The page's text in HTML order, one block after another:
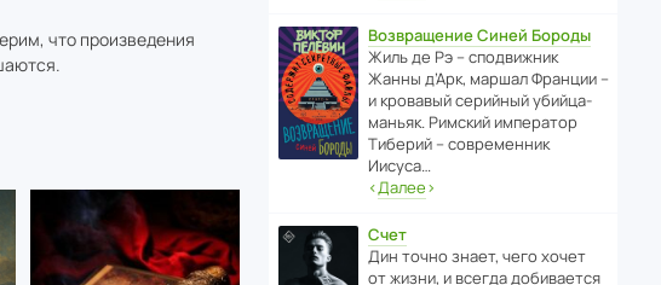
что произведения
Возвращение Синей Бороды
Жиль де Рэ – спод­ви­жник
Жанны д’Арк, маршал Франции –
и кровавый серийный убийца-
маньяк. Римский импе­ратор
Тиберий – совре­менник
Иисуса…
‹Далее›
Счет
Дин точно знает, чего хочет
от жизни, и всегда доби­ва­ется